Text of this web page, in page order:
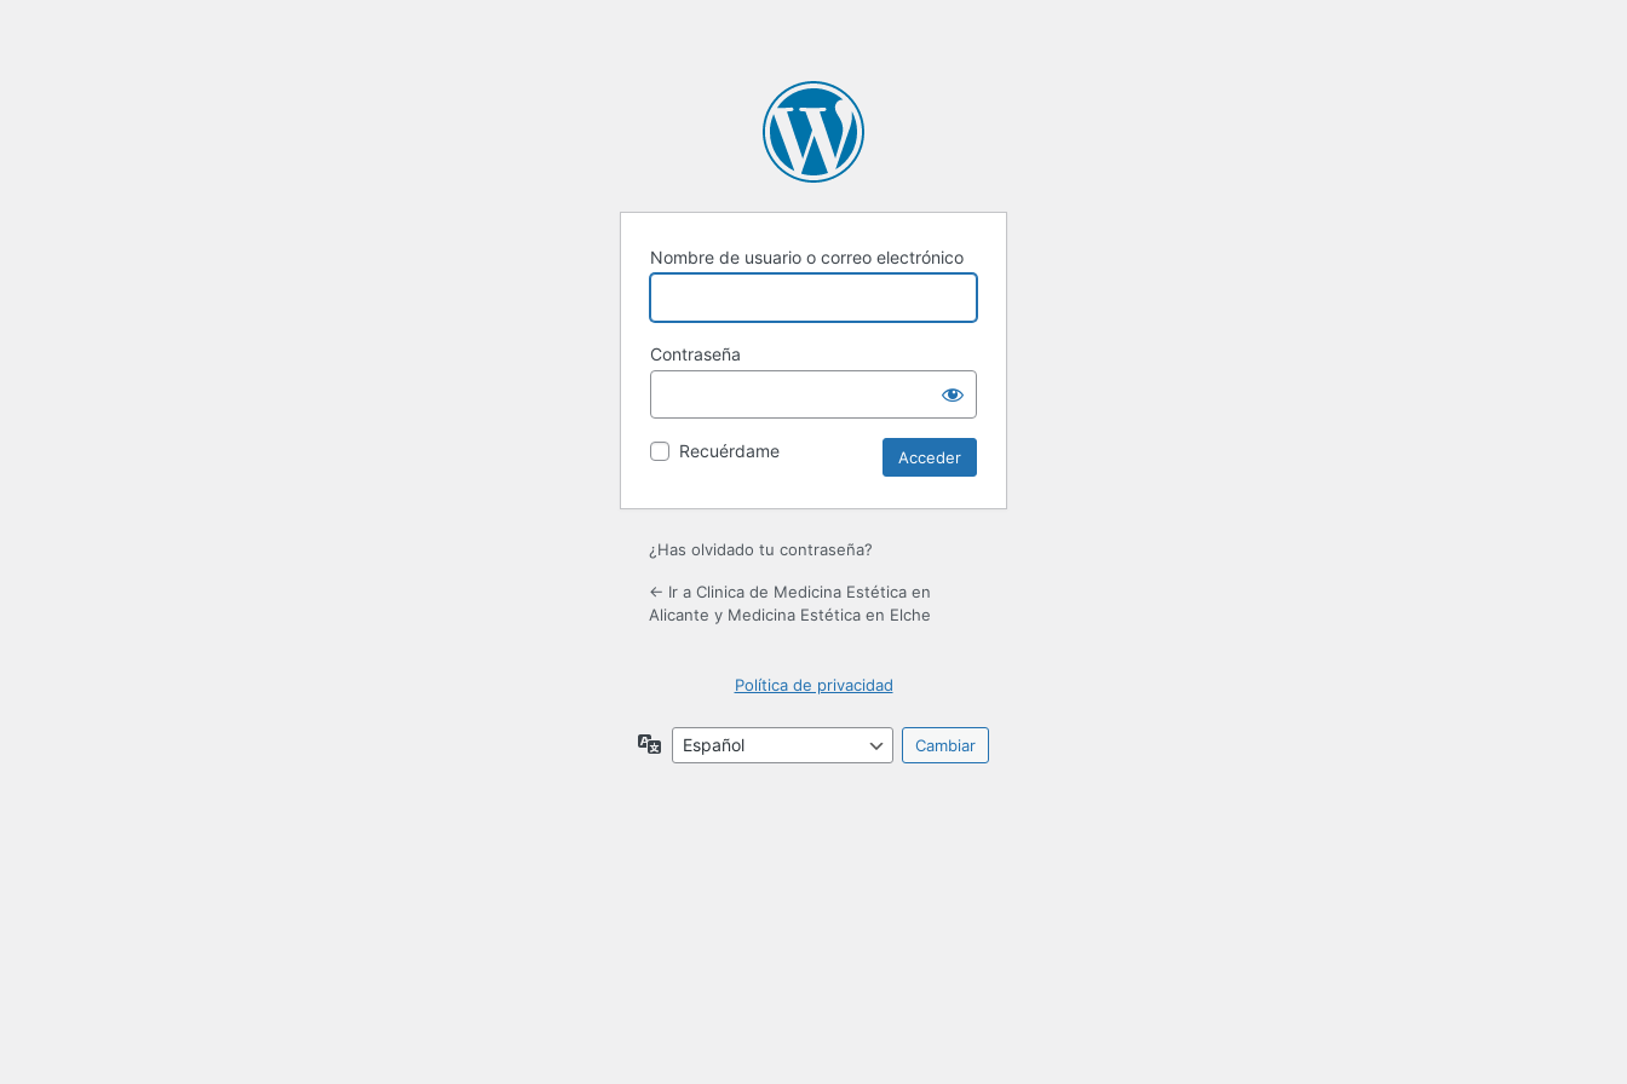
Nombre de usuario o correo electrónico
Contraseña
Recuérdame
¿Has olvidado tu contraseña?
← Ir a Clinica de Medicina Estética en
Alicante y Medicina Estética en Elche
Política de privacidad
Idioma